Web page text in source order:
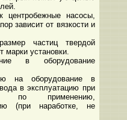
центробежные насосы,
зависит от вязкости и
частиц твердой
установки.
в оборудование
на оборудование в
в эксплуатацию при
по применению,
(при наработке, не